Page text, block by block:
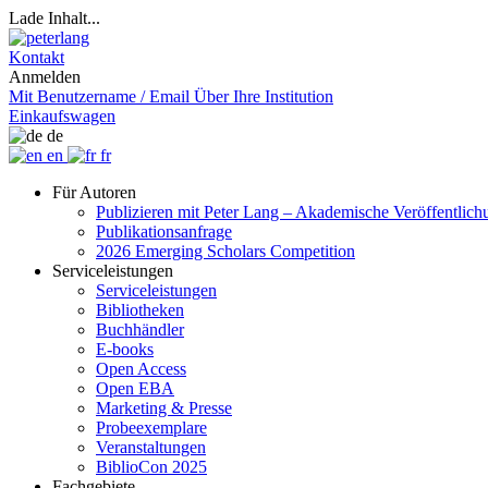
Lade Inhalt...
Kontakt
Anmelden
Mit Benutzername / Email Über Ihre Institution
Einkaufswagen
de
en
fr
Für Autoren
Publizieren mit Peter Lang – Akademische
Publikationsanfrage
2026 Emerging Scholars Competition
Serviceleistungen
Serviceleistungen
Bibliotheken
Buchhändler
E-books
Open Access
Open EBA
Marketing & Presse
Probeexemplare
Veranstaltungen
BiblioCon 2025